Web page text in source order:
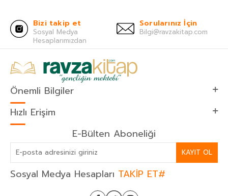
Bizi takip et
Sosyal Medya
Hesaplarımızdan
Sorularınız İçin
Bilgi@ravzakitap.com
Önemli Bilgiler
Hızlı Erişim
E-Bülten Aboneliği
KAYIT OL
Sosyal Medya Hesapları TAKİP ET#